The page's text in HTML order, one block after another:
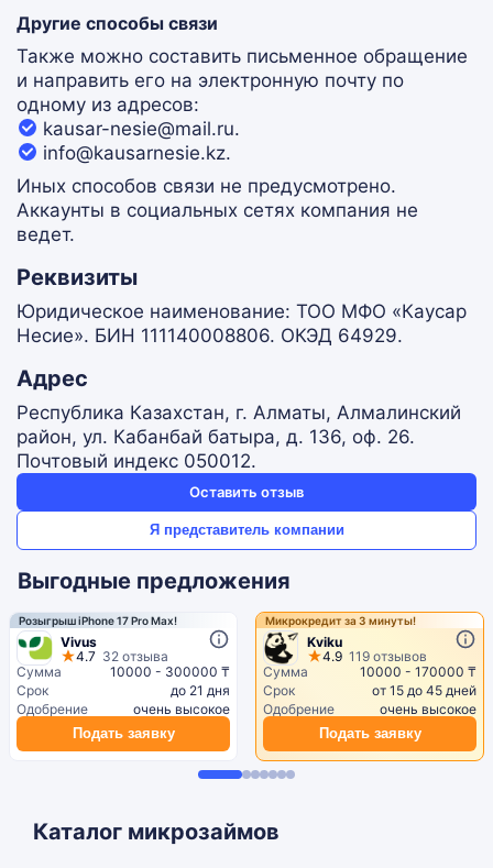
Другие способы связи
Также можно составить письменное обращение
и направить его на электронную почту по
одному из адресов:
kausar-nesie@mail.ru.
info@kausarnesie.kz.
Иных способов связи не предусмотрено.
Аккаунты в социальных сетях компания не
ведет.
Реквизиты
Юридическое наименование: ТОО МФО «Каусар
Несие». БИН 111140008806. ОКЭД 64929.
Адрес
Республика Казахстан, г. Алматы, Алмалинский
район, ул. Кабанбай батыра, д. 136, оф. 26.
Почтовый индекс 050012.
Оставить отзыв
Я представитель компании
Выгодные предложения
Розыгрыш iPhone 17 Pro Max!
Vivus
4.7 32 отзыва
Сумма
10000 - 300000 ₸
Срок
до 21 дня
Одобрение
очень высокое
Подать заявку
Микрокредит за 3 минуты!
Kviku
4.9 119 отзывов
Сумма
10000 - 170000 ₸
Срок
от 15 до 45 дней
Одобрение
очень высокое
Подать заявку
Каталог микрозаймов